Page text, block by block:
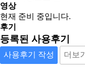
영상
현재 준비 중입니다.
후기
등록된 사용후기
사용후기 작성 더보기